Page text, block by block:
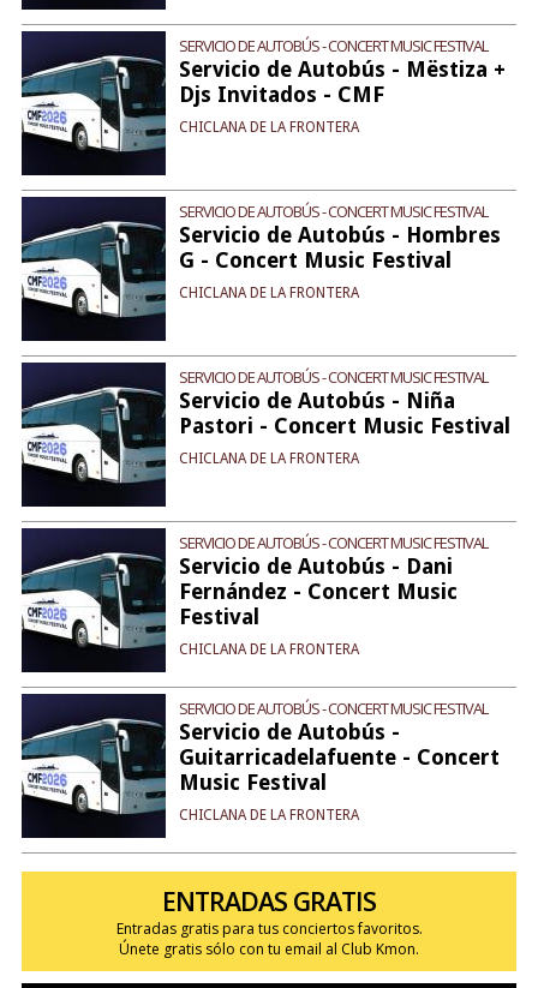
SERVICIO DE AUTOBÚS - CONCERT MUSIC FESTIVAL
Servicio de Autobús - Mëstiza +
Djs Invitados - CMF
CHICLANA DE LA FRONTERA
SERVICIO DE AUTOBÚS - CONCERT MUSIC FESTIVAL
Servicio de Autobús - Hombres
G - Concert Music Festival
CHICLANA DE LA FRONTERA
SERVICIO DE AUTOBÚS - CONCERT MUSIC FESTIVAL
Servicio de Autobús - Niña
Pastori - Concert Music Festival
CHICLANA DE LA FRONTERA
SERVICIO DE AUTOBÚS - CONCERT MUSIC FESTIVAL
Servicio de Autobús - Dani
Fernández - Concert Music
Festival
CHICLANA DE LA FRONTERA
SERVICIO DE AUTOBÚS - CONCERT MUSIC FESTIVAL
Servicio de Autobús -
Guitarricadelafuente - Concert
Music Festival
CHICLANA DE LA FRONTERA
ENTRADAS GRATIS
Entradas gratis para tus conciertos favoritos.
Únete gratis sólo con tu email al Club Kmon.